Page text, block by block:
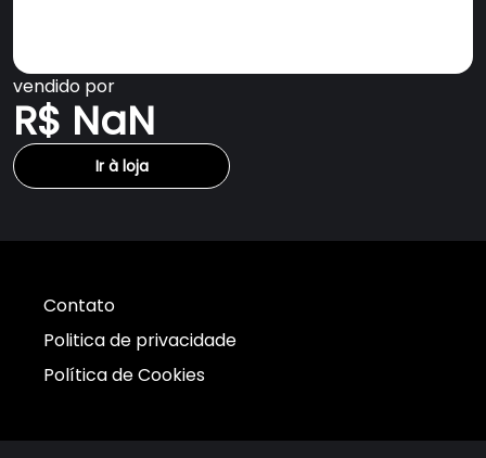
vendido por
R$ NaN
Ir à loja
Contato
Politica de privacidade
Política de Cookies